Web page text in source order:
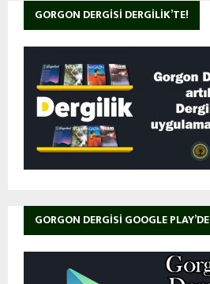
GORGON DERGISI DERGILIK’TE!
GORGON DERGISI GOOGLE PLAY’DE